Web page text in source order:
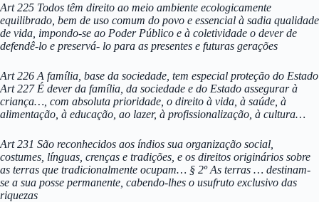
Art 225 Todos têm direito ao meio ambiente ecologicamente
equilibrado, bem de uso comum do povo e essencial à sadia qualidade
de vida, impondo-se ao Poder Público e à coletividade o dever de
defendê-lo e preservá- lo para as presentes e futuras gerações
Art 226 A família, base da sociedade, tem especial proteção do Estado
Art 227 É dever da família, da sociedade e do Estado assegurar à
criança…, com absoluta prioridade, o direito à vida, à saúde, à
alimentação, à educação, ao lazer, à profissionalização, à cultura…
Art 231 São reconhecidos aos índios sua organização social,
costumes, línguas, crenças e tradições, e os direitos originários sobre
as terras que tradicionalmente ocupam… § 2º As terras … destinam-
se a sua posse permanente, cabendo-lhes o usufruto exclusivo das
riquezas